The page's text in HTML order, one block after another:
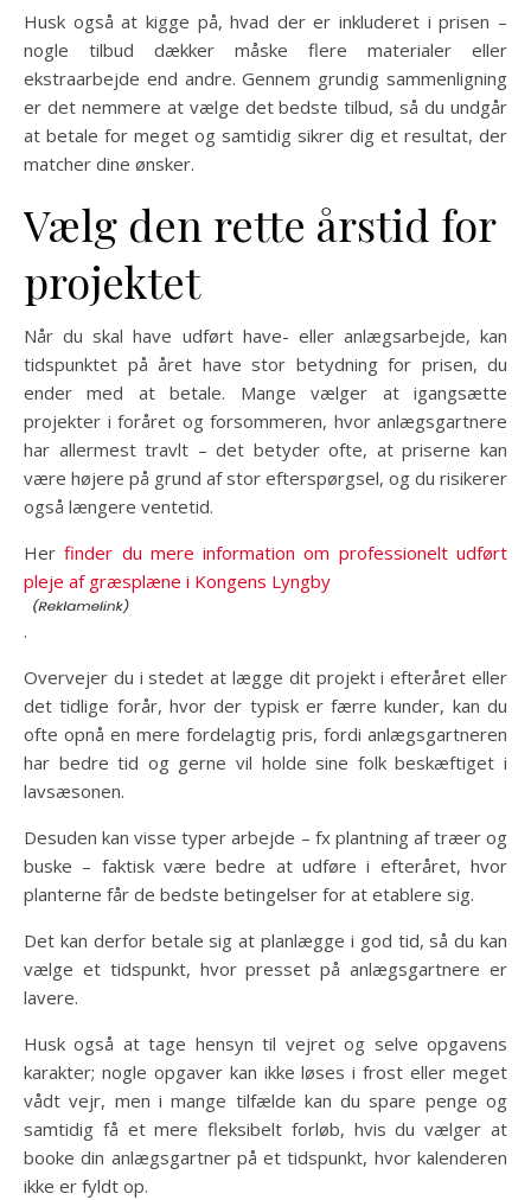
Husk også at kigge på, hvad der er inkluderet i prisen –
nogle tilbud dækker måske flere materialer eller
ekstraarbejde end andre. Gennem grundig sammenligning
er det nemmere at vælge det bedste tilbud, så du undgår
at betale for meget og samtidig sikrer dig et resultat, der
matcher dine ønsker.
Vælg den rette årstid for
projektet
Når du skal have udført have- eller anlægsarbejde, kan
tidspunktet på året have stor betydning for prisen, du
ender med at betale. Mange vælger at igangsætte
projekter i foråret og forsommeren, hvor anlægsgartnere
har allermest travlt – det betyder ofte, at priserne kan
være højere på grund af stor efterspørgsel, og du risikerer
også længere ventetid.
Herfinder du mere information om professionelt udført
pleje af græsplæne i Kongens Lyngby
.
Overvejer du i stedet at lægge dit projekt i efteråret eller
det tidlige forår, hvor der typisk er færre kunder, kan du
ofte opnå en mere fordelagtig pris, fordi anlægsgartneren
har bedre tid og gerne vil holde sine folk beskæftiget i
lavsæsonen.
Desuden kan visse typer arbejde – fx plantning af træer og
buske – faktisk være bedre at udføre i efteråret, hvor
planterne får de bedste betingelser for at etablere sig.
Det kan derfor betale sig at planlægge i god tid, så du kan
vælge et tidspunkt, hvor presset på anlægsgartnere er
lavere.
Husk også at tage hensyn til vejret og selve opgavens
karakter; nogle opgaver kan ikke løses i frost eller meget
vådt vejr, men i mange tilfælde kan du spare penge og
samtidig få et mere fleksibelt forløb, hvis du vælger at
booke din anlægsgartner på et tidspunkt, hvor kalenderen
ikke er fyldt op.